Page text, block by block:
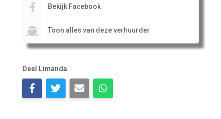
Bekijk Facebook
Toon alles van deze verhuurder
Deel Limanda